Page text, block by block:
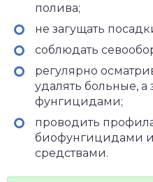
полива;
не загущать
соблюдать
регулярно
удалять больные,
фунгицидами;
проводить
биофунгицидами
средствами.